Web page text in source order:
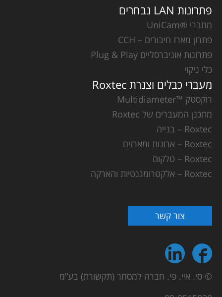
פתרונות LAN נבחרים
מחברי ®UniCam
פתרון מארז חיבורים – CCH
פתרונות אוניברסליים Plug & Play
כלי ניקוי
מעברי כבלים וצנרת Roxtec
רוקסטק ™Multidiameter
מתכנן המעברים של Roxtec
Roxtec – בנייה
Roxtec – ארונות ומארזים
Roxtec – טלקום
Roxtec – אלקטרומגנטיות והארקה
צור קשר
© סי. איי. פי. חברה למסחר (תקשורת) בע”מ